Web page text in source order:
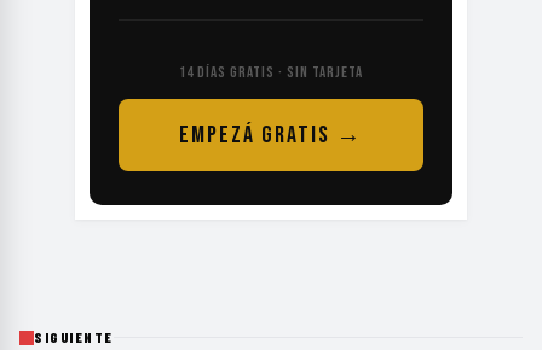
14 DÍAS GRATIS · SIN TARJETA
EMPEZÁ GRATIS →
SIGUIENTE